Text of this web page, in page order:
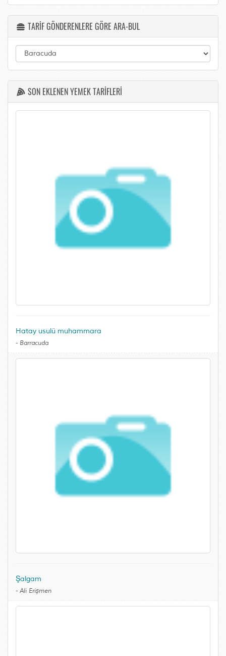
TARİF GÖNDERENLERE GÖRE ARA-BUL
SON EKLENEN YEMEK TARİFLERİ
Hatay usulü muhammara
- Barracuda
Şalgam
- Ali Erişmen